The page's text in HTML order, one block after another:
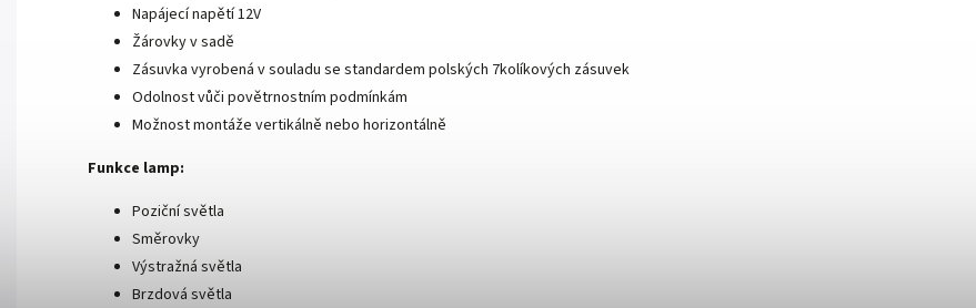
Napájecí napětí 12V
Žárovky v sadě
Zásuvka vyrobená v souladu se standardem polských 7kolíkových zásuvek
Odolnost vůči povětrnostním podmínkám
Možnost montáže vertikálně nebo horizontálně
Funkce lamp:
Poziční světla
Směrovky
Výstražná světla
Brzdová světla